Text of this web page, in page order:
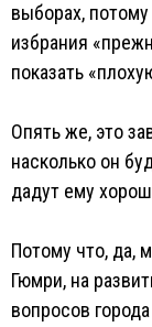
выборах, потому
избрания
показать
Опять же, это
насколько он
дадут ему
Потому что, да,
Гюмри, на
вопросов